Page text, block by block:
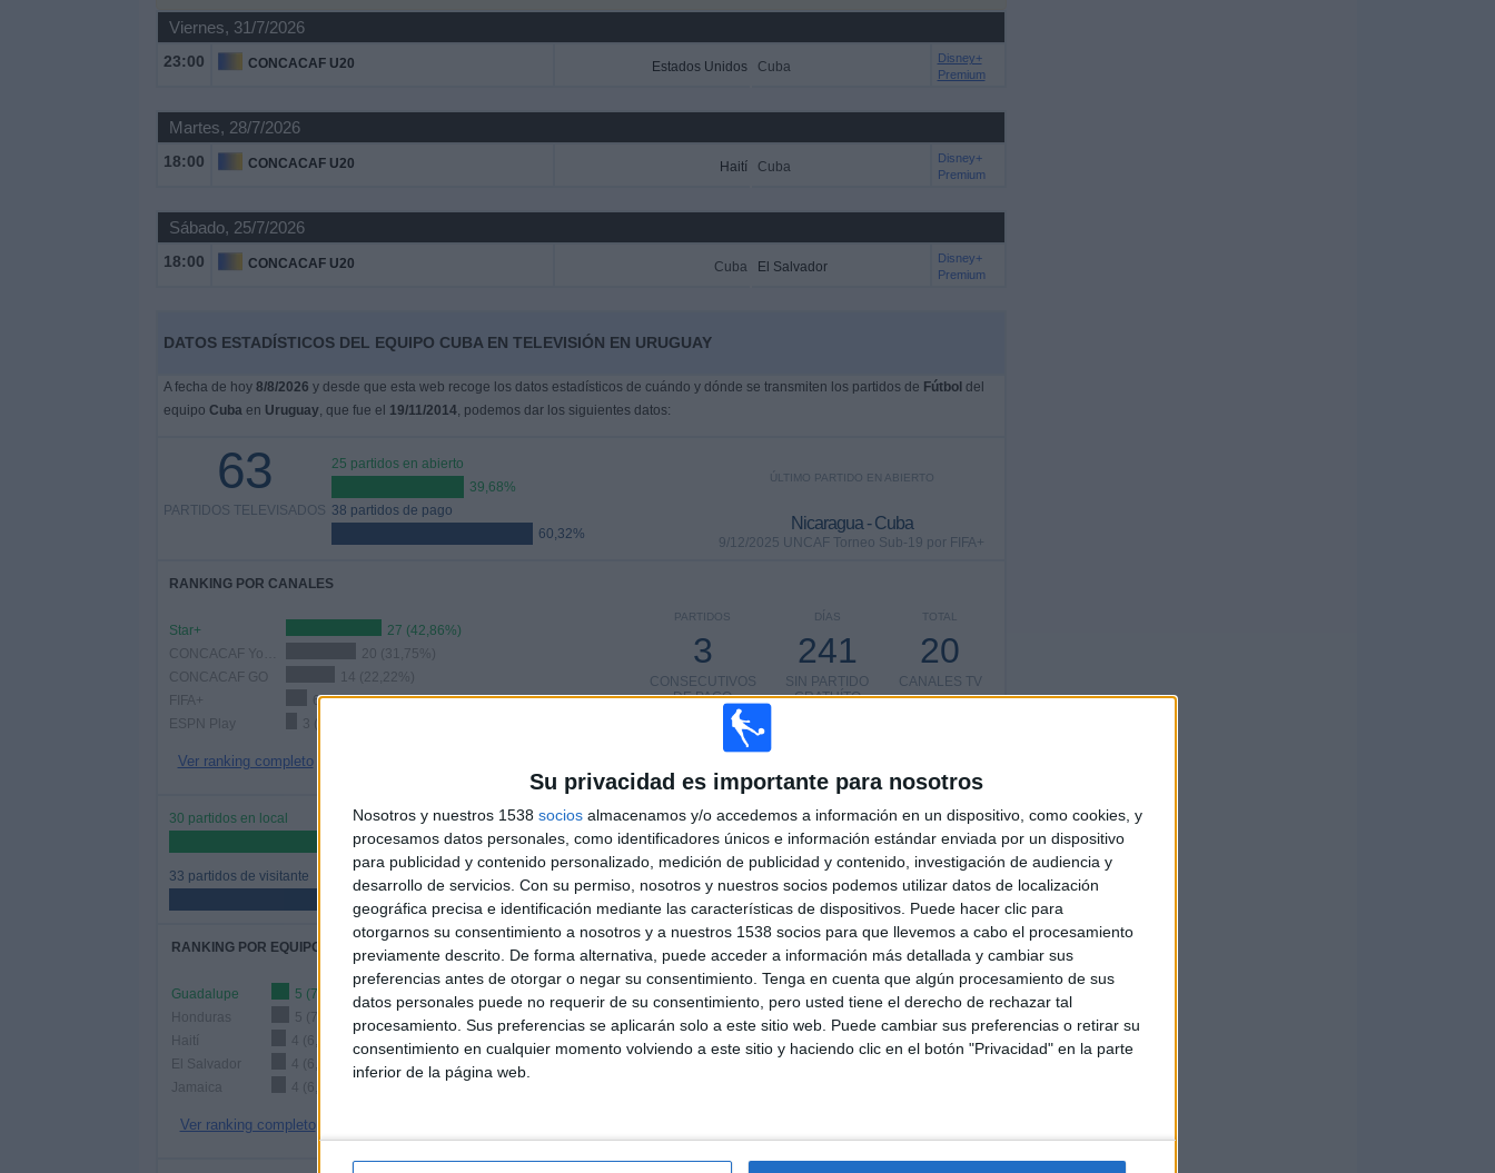
Su privacidad es importante para nosotros
Nosotros y nuestros 1538 socios almacenamos y/o accedemos a información en un dispositivo, como cookies, y
procesamos datos personales, como identificadores únicos e información estándar enviada por un dispositivo
para publicidad y contenido personalizado, medición de publicidad y contenido, investigación de audiencia y
desarrollo de servicios. Con su permiso, nosotros y nuestros socios podemos utilizar datos de localización
geográfica precisa e identificación mediante las características de dispositivos. Puede hacer clic para
otorgarnos su consentimiento a nosotros y a nuestros 1538 socios para que llevemos a cabo el procesamiento
previamente descrito. De forma alternativa, puede acceder a información más detallada y cambiar sus
preferencias antes de otorgar o negar su consentimiento. Tenga en cuenta que algún procesamiento de sus
datos personales puede no requerir de su consentimiento, pero usted tiene el derecho de rechazar tal
procesamiento. Sus preferencias se aplicarán solo a este sitio web. Puede cambiar sus preferencias o retirar su
consentimiento en cualquier momento volviendo a este sitio y haciendo clic en el botón "Privacidad" en la parte
inferior de la página web.
Viernes, 31/7/2026
23:00 CONCACAF U20 Estados Unidos Cuba
Disney+
Premium
Martes, 28/7/2026
18:00 CONCACAF U20 Haití Cuba
Disney+
Premium
Sábado, 25/7/2026
18:00 CONCACAF U20 Cuba El Salvador
Disney+
Premium
DATOS ESTADÍSTICOS DEL EQUIPO CUBA EN TELEVISIÓN EN URUGUAY
A fecha de hoy 8/8/2026 y desde que esta web recoge los datos estadísticos de cuándo y dónde se transmiten los partidos de Fútbol del
equipo Cubaen Uruguay, que fue el 19/11/2014, podemos dar los siguientes datos:
63
PARTIDOS TELEVISADOS
25 partidos en abierto
39,68%
38 partidos de pago
60,32%
ÚLTIMO PARTIDO EN ABIERTO
Nicaragua - Cuba
9/12/2025 UNCAF Torneo Sub-19 por FIFA+
RANKING POR CANALES
Star+
27 (42,86%)
20 (31,75%)
CONCACAF GO
14 (22,22%)
FIFA+
6 (9,52%)
ESPN Play
3 (4,76%)
Ver ranking completo
TOTAL
20
CANALES TV
DÍAS
241
SIN PARTIDO
GRATUÍTO
PARTIDOS
3
CONSECUTIVOS
DE PAGO
30 partidos en local
47,62%
33 partidos de visitante
33
RIVALES
5
VS Guadalupe
16
COMPETICIONES
RANKING POR EQUIPOS
Guadalupe
5 (7,94%)
Honduras
5 (7,94%)
Haití
4 (6,35%)
El Salvador
4 (6,35%)
Jamaica
4 (6,35%)
Ver ranking completo
RANKING POR COMPETICIONES
12 (19,05%)
CONCACAF U20
11 (17,46%)
5 (7,94%)